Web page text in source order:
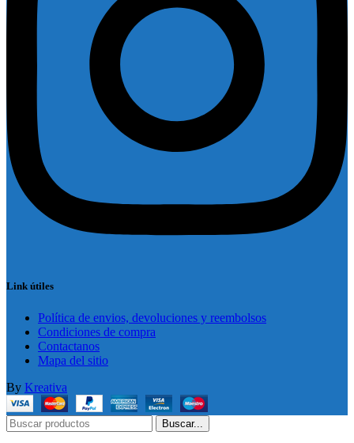
Link útiles
Política de envios, devoluciones y reembolsos
Condiciones de compra
Contactanos
Mapa del sitio
By Kreativa
Buscar...